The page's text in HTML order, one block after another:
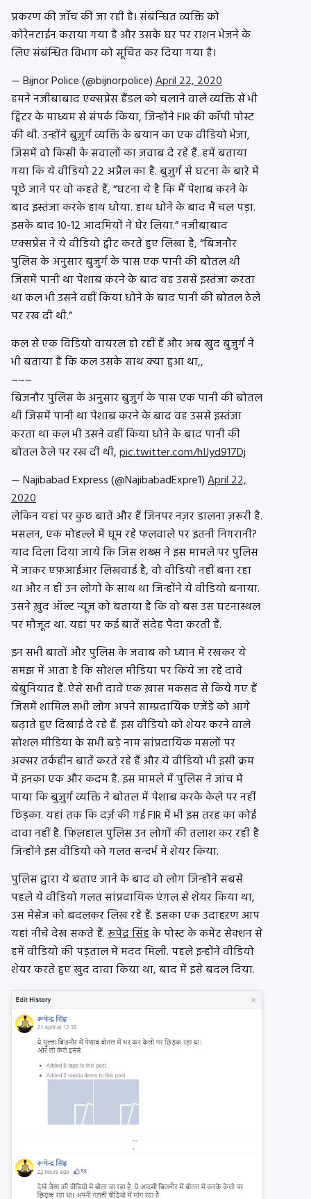
प्रकरण की जाॅच की जा रही है। संबंन्घित व्यक्ति को
कोरेनटाईन कराया गया है और उसके घर पर राशन भेजने के
लिए संबंन्धित विभाग को सूचित कर दिया गया है।
— Bijnor Police (@bijnorpolice)April 22, 2020
हमने नजीबाबाद एक्सप्रेस हैंडल को चलाने वाले व्यक्ति से भी
ट्विटर के माध्यम से संपर्क किया, जिन्होंने FIR की कॉपी पोस्ट
की थी. उन्होंने बुज़ुर्ग व्यक्ति के बयान का एक वीडियो भेजा,
जिसमें वो किसी के सवालों का जवाब दे रहे हैं. हमें बताया
गया कि ये वीडियो 22 अप्रैल का है. बुज़ुर्ग से घटना के बारे में
पूछे जाने पर वो कहते हैं, “घटना ये है कि मैं पेशाब करने के
बाद इस्तंजा करके हाथ धोया. हाथ धोने के बाद मैं चल पड़ा.
इसके बाद 10-12 आदमियों ने घेर लिया.” नजीबाबाद
एक्सप्रेस ने ये वीडियो ट्वीट करते हुए लिखा है, “बिजनौर
पुलिस के अनुसार बुजुर्ग के पास एक पानी की बोतल थी
जिसमें पानी था पेशाब करने के बाद वह उससे इस्तंजा करता
था कल भी उसने वहीं किया धोने के बाद पानी की बोतल ठेले
पर रख दी थी.”
कल से एक विडियो वायरल हो रहीं हैं और अब खुद बुजुर्ग ने
भी बताया है कि कल उसके साथ क्या हुआ था,,
~~~
बिजनौर पुलिस के अनुसार बुजुर्ग के पास एक पानी की बोतल
थी जिसमें पानी था पेशाब करने के बाद वह उससे इस्तंजा
करता था कल भी उसने वहीं किया धोने के बाद पानी की
बोतल ठेले पर रख दी थी,pic.twitter.com/hIJyd917Dj
— Najibabad Express (@NajibabadExpre1)April 22,
2020
लेकिन यहां पर कुछ बातें और हैं जिनपर नज़र डालना ज़रूरी है.
मसलन, एक मोहल्ले में घूम रहे फलवाले पर इतनी निगरानी?
याद दिला दिया जाये कि जिस शख्स ने इस मामले पर पुलिस
में जाकर एफ़आईआर लिखवाई है, वो वीडियो नहीं बना रहा
था और न ही उन लोगों के साथ था जिन्होंने ये वीडियो बनाया.
उसने ख़ुद ऑल्ट न्यूज़ को बताया है कि वो बस उस घटनास्थल
पर मौजूद था. यहां पर कई बातें संदेह पैदा करती हैं.
इन सभी बातों और पुलिस के जवाब को ध्यान में रखकर ये
समझ में आता है कि सोशल मीडिया पर किये जा रहे दावे
बेबुनियाद हैं. ऐसे सभी दावे एक ख़ास मकसद से किये गए हैं
जिसमें शामिल सभी लोग अपने साम्प्रदायिक एजेंडे को आगे
बढ़ाते हुए दिखाई दे रहे हैं. इस वीडियो को शेयर करने वाले
सोशल मीडिया के सभी बड़े नाम सांप्रदायिक मसलों पर
अक्सर तर्कहीन बातें करते रहे हैं और ये वीडियो भी इसी क्रम
में इनका एक और कदम है. इस मामले में पुलिस ने जांच में
पाया कि बुज़ुर्ग व्यक्ति ने बोतल में पेशाब करके केले पर नहीं
छिड़का. यहां तक कि दर्ज़ की गई FIR में भी इस तरह का कोई
दावा नहीं है. फ़िलहाल पुलिस उन लोगों की तलाश कर रही है
जिन्होंने इस वीडियो को गलत सन्दर्भ में शेयर किया.
पुलिस द्वारा ये बताए जाने के बाद वो लोग जिन्होंने सबसे
पहले ये वीडियो गलत सांप्रदायिक एंगल से शेयर किया था,
उस मेसेज को बदलकर लिख रहे हैं. इसका एक उदाहऱण आप
यहां नीचे देख सकते हैं.रूपेंद्र सिंहके पोस्ट के कमेंट सेक्शन से
हमें वीडियो की पड़ताल में मदद मिली. पहले इन्होंने वीडियो
शेयर करते हुए खुद दावा किया था, बाद में इसे बदल दिया.